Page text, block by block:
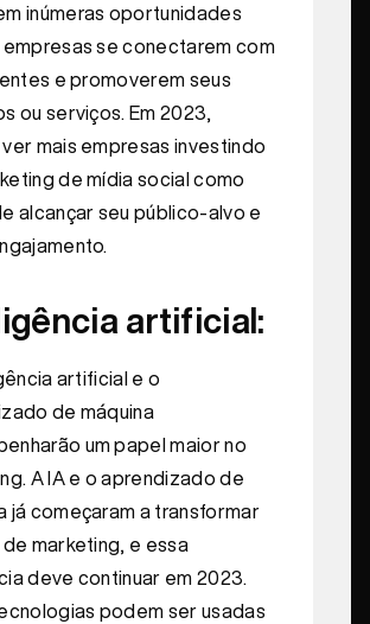
inúmeras oportunidades
empresas se conectarem com
e promoverem seus
ou serviços. Em 2023,
mais empresas investindo
de mídia social como
alcançar seu público-alvo e
artificial:
artificial e o
de máquina
um papel maior no
A IA e o aprendizado de
já começaram a transformar
marketing, e essa
deve continuar em 2023.
podem ser usadas